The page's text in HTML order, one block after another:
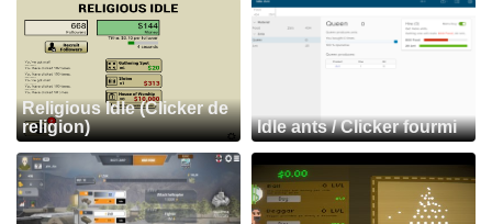
Religious Idle (Clicker de
religion)
Idle ants / Clicker fourmi